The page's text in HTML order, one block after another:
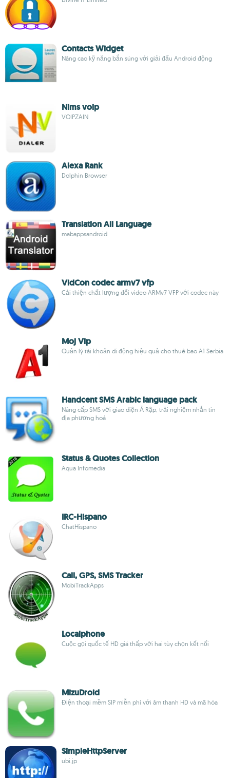
Contacts Widget
Nâng cao kỹ năng bắn súng với giải đấu Android động
Nims voip
VOIPZAIN
Alexa Rank
Dolphin Browser
Translation All Language
mabappsandroid
VidCon codec armv7 vfp
Cải thiện chất lượng đổi video ARMv7 VFP với codec này
Moj Vip
Quản lý tài khoản di động hiệu quả cho thuê bao A1 Serbia
Handcent SMS Arabic language pack
Nâng cấp SMS với giao diện Ả Rập, trải nghiệm nhắn tin
địa phương hoá
Status & Quotes Collection
Aqua Infomedia
IRC-Hispano
ChatHispano
Call, GPS, SMS Tracker
MobiTrackApps
Localphone
Cuộc gọi quốc tế HD giá thấp với hai tùy chọn kết nối
MizuDroid
Điện thoại mềm SIP miễn phí với âm thanh HD và mã hóa
SimpleHttpServer
ubi.jp